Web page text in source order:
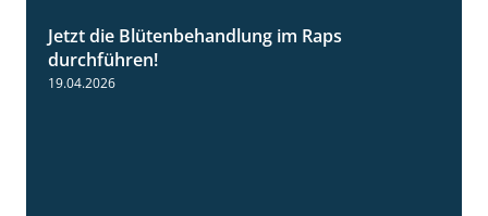
Jetzt die Blütenbehandlung im Raps
durchführen!
19.04.2026